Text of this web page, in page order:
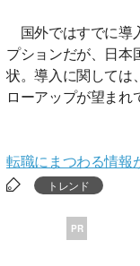
国外ではすでに導
プションだが、日本
状。導入に関しては
ローアップが望まれ
転職にまつわる情報
トレンド
PR